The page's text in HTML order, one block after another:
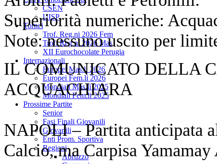
CSEN
UISP
Tornei
Trof. Reg.ni 2026 Fem
Trof. Reg.ni 2026 Mas
XII Eurochocolate Perugia
Internazionali
Europei Mas.li 2026
Europei Fem.li 2026
Mondiali Mas.li 2025
Mondiali Fem.li 2025
Prossime Partite
Senior
Fasi Finali Giovanili
Giovanili
Enti Prom. Sportiva
Regioni
Abruzzo
Superiorità numeriche:
Note: nessuno uscito per
IL COMUNICATO DELLA
ACQUACHIARA
NAPOLI – Partita anticipata
Calcio, ma Carpisa